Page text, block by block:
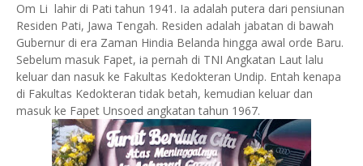
Om Li lahir di Pati tahun 1941. Ia adalah putera dari pensiunan
Residen Pati, Jawa Tengah. Residen adalah jabatan di bawah
Gubernur di era Zaman Hindia Belanda hingga awal orde Baru.
Sebelum masuk Fapet, ia pernah di TNI Angkatan Laut lalu
keluar dan nasuk ke Fakultas Kedokteran Undip. Entah kenapa
di Fakultas Kedokteran tidak betah, kemudian keluar dan
masuk ke Fapet Unsoed angkatan tahun 1967.